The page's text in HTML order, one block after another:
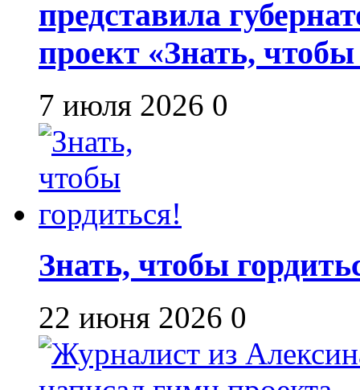
представила
проект «Знать,
7 июля 2026 0
Знать, чтобы
22 июня 2026 0